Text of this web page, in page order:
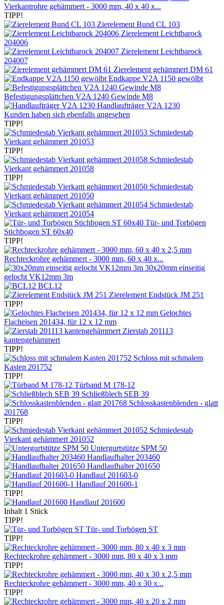
Vierkantrohre gehämmert - 3000 mm, 40 x 40 x...
TIPP!
Zierelement Bund CL 103
Zierelement Leichtbarock
204006
Zierelement Leichtbarock
204007
Zierelement gehämmert DM 61
Endkappe V2A 1150 gewölbt
Befestigungsplättchen V2A 1240 Gewinde M8
Handlaufträger V2A 1230
Kunden haben sich ebenfalls angesehen
TIPP!
Schmiedestab
Vierkant gehämmert 201053
TIPP!
Schmiedestab
Vierkant gehämmert 201058
TIPP!
Schmiedestab
Vierkant gehämmert 201050
Schmiedestab
Vierkant gehämmert 201054
Tür- und Torbögen
Stichbogen ST 60x40
TIPP!
Rechteckrohre gehämmert - 3000 mm, 60 x 40 x...
30x20mm einseitig
gelocht VK12mm 3m
BCL12
Zierelement Endstück JM 251
TIPP!
Gelochtes
Flacheisen 201434, für 12 x 12 mm
Zierstab 201113
kantengehämmert
TIPP!
Schloss mit schmalem
Kasten 201752
TIPP!
Türband M 178-12
Schließblech SEB 39
Schlosskastenblenden - glatt
201768
TIPP!
Schmiedestab
Vierkant gehämmert 201052
Untergurtstütze SPM 50
Handlaufhalter 203460
Handlaufhalter 201650
Handlauf 201603-0
Handlauf 201600-1
TIPP!
Handlauf 201600
Inhalt 1 Stück
TIPP!
Tür- und Torbögen ST
TIPP!
Rechteckrohre gehämmert - 3000 mm, 80 x 40 x 3 mm
TIPP!
Rechteckrohre gehämmert - 3000 mm, 40 x 30 x...
TIPP!